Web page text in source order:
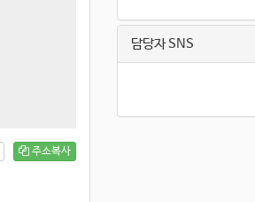
주소복사
담당자 SNS